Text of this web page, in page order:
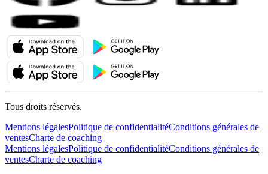
Tous droits réservés.
Mentions légalesPolitique de confidentialitéConditions générales de
ventesCharte de coaching
Mentions légalesPolitique de confidentialitéConditions générales de
ventesCharte de coaching